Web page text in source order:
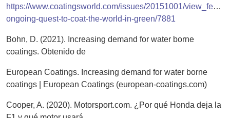
https://www.coatingsworld.com/issues/20151001/
ongoing-quest-to-coat-the-world-in-green/7881
Bohn, D. (2021). Increasing demand for water borne
coatings. Obtenido de
European Coatings. Increasing demand for water borne
coatings | European Coatings (european-coatings.com)
Cooper, A. (2020). Motorsport.com. ¿Por qué Honda deja la